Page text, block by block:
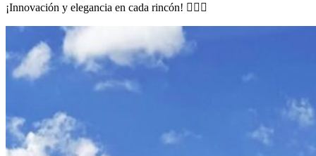
¡Innovación y elegancia en cada rincón! 🏊‍♂️💎